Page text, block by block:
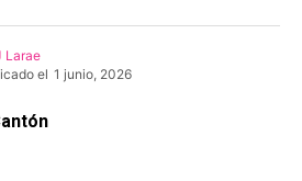
Larae
el 1 junio, 2026